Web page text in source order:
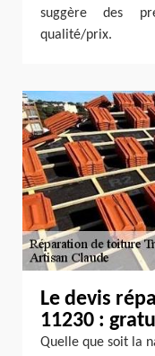
suggère des
qualité/prix.
Le devis
11230 :
Quelle que soit la